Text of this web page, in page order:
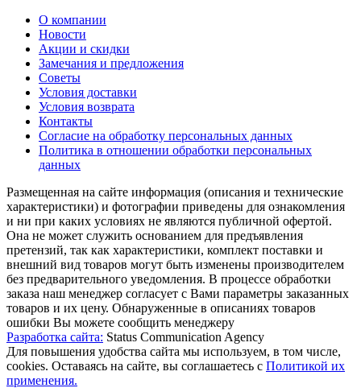
О компании
Новости
Акции и скидки
Замечания и предложения
Советы
Условия доставки
Условия возврата
Контакты
Согласие на обработку персональных данных
Политика в отношении обработки персональных
данных
Размещенная на сайте информация (описания и технические
характеристики) и фотографии приведены для ознакомления
и ни при каких условиях не являются публичной офертой.
Она не может служить основанием для предъявления
претензий, так как характеристики, комплект поставки и
внешний вид товаров могут быть изменены производителем
без предварительного уведомления. В процессе обработки
заказа наш менеджер согласует с Вами параметры заказанных
товаров и их цену. Обнаруженные в описаниях товаров
ошибки Вы можете сообщить менеджеру
Разработка сайта: Status Communication Agency
Для повышения удобства сайта мы используем, в том числе,
cookies. Оставаясь на сайте, вы соглашаетесь с Политикой их
применения.